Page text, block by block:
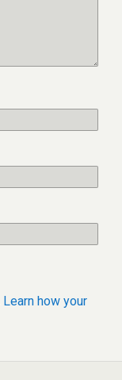
Learn how your